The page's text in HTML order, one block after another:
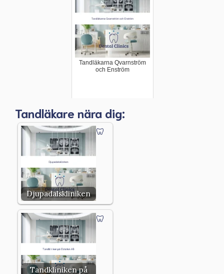
Tandläkarna Qvarnström
och Enström
Tandläkare nära dig:
Djupadalskliniken
Tandkliniken på